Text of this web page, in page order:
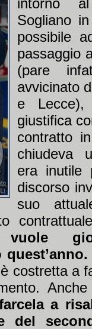
Sogliano
possibile
passaggio
(pare
avvicinato
e
giustifica
contratto
chiudeva
era inutile
discorso
suo
vuole
costretta a
a
del